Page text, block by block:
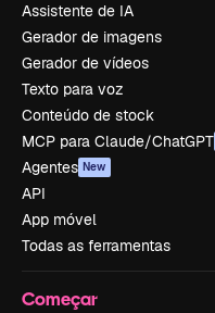
Assistente de IA
Gerador de imagens
Gerador de vídeos
Texto para voz
Conteúdo de stock
MCP para Claude/ChatGPT
Agentes New
API
App móvel
Todas as ferramentas
Começar